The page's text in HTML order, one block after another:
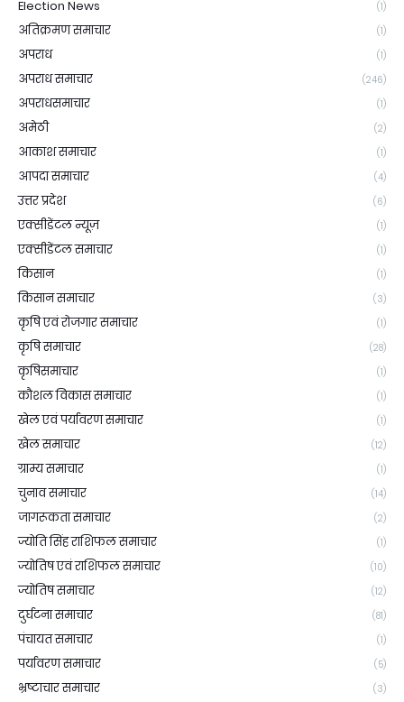
Election News (1)
अतिक्रमण समाचार (1)
अपराध (1)
अपराध समाचार (246)
अपराधसमाचार (1)
अमेठी (2)
आकाश समाचार (1)
आपदा समाचार (4)
उत्तर प्रदेश (6)
एक्सीडेंटल न्यूज़ (1)
एक्सीडेंटल समाचार (1)
किसान (1)
किसान समाचार (3)
कृषि एवं रोजगार समाचार (1)
कृषि समाचार (28)
कृषिसमाचार (1)
कौशल विकास समाचार (1)
खेल एवं पर्यावरण समाचार (1)
खेल समाचार (12)
ग्राम्य समाचार (1)
चुनाव समाचार (14)
जागरूकता समाचार (2)
ज्योति सिंह राशिफल समाचार (1)
ज्योतिष एवं राशिफल समाचार (10)
ज्योतिष समाचार (12)
दुर्घटना समाचार (81)
पंचायत समाचार (1)
पर्यावरण समाचार (5)
भ्रष्टाचार समाचार (3)